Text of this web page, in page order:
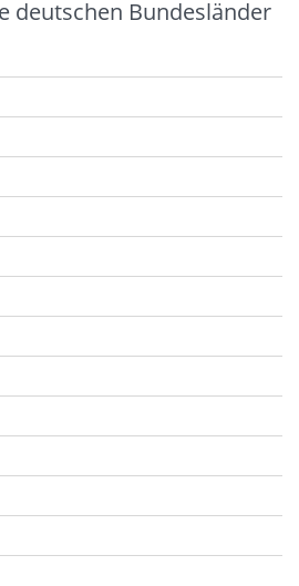
deutschen Bundesländer